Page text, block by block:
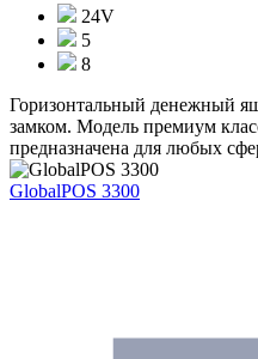
24V
5
8
Горизонтальный денежный
замком. Модель премиум
предназначена для любых
GlobalPOS 3300